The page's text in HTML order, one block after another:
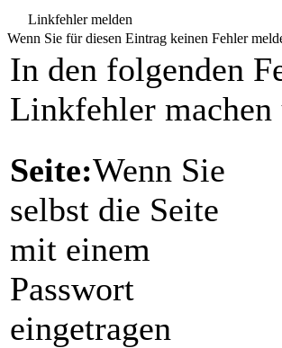
Linkfehler melden
Wenn Sie für diesen Eintrag keinen Fehler
In den folgenden
Linkfehler machen
Seite:Wenn Sie
selbst die Seite
mit einem
Passwort
eingetragen